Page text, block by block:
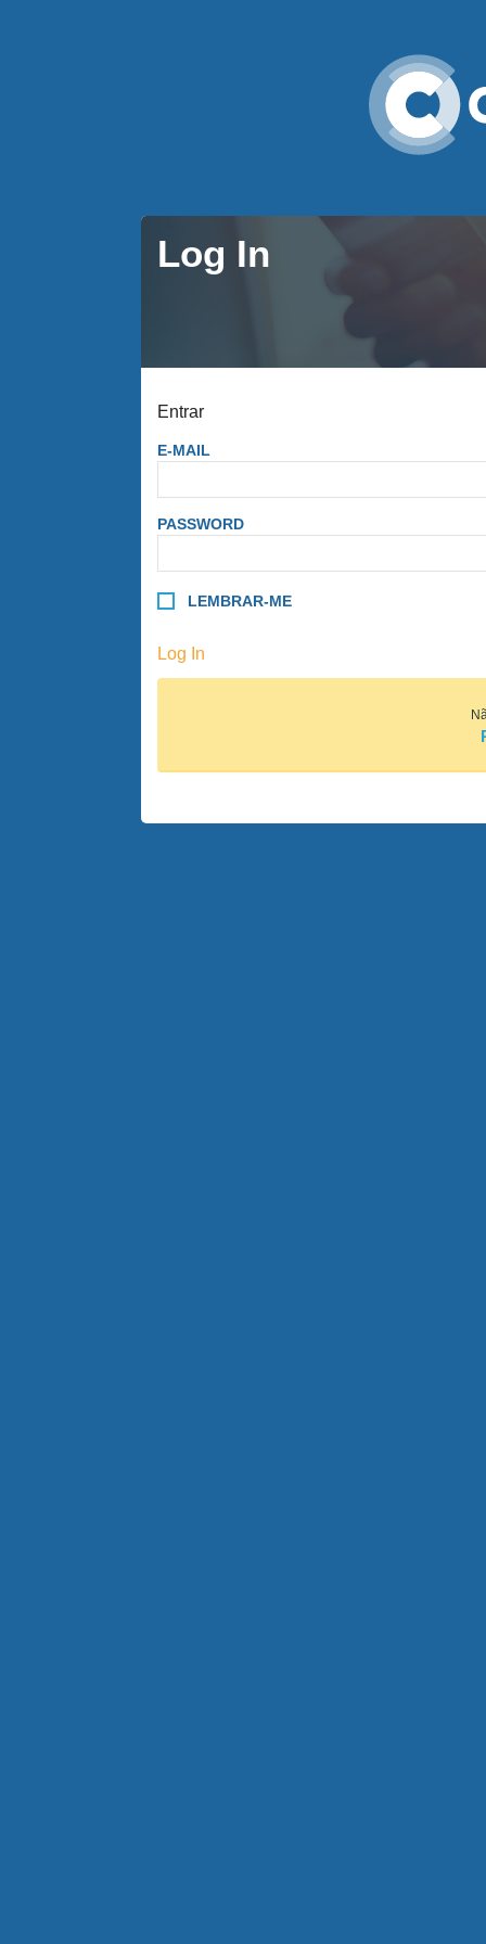
Log In
Entrar
E-MAIL
PASSWORD
LEMBRAR-ME
Log In